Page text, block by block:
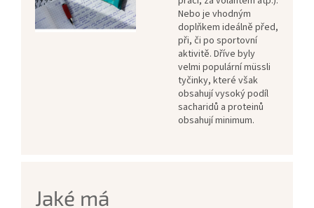
Nebo je vhodným
doplňkem ideálně před,
při, či po sportovní
aktivitě. Dříve byly
velmi populární müssli
tyčinky, které však
obsahují vysoký podíl
sacharidů a proteinů
obsahují minimum.
Jaké má